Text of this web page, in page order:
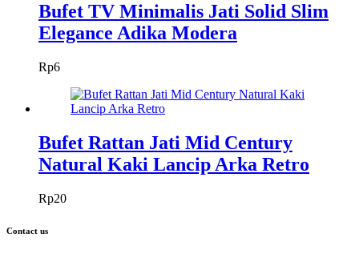
Bufet TV Minimalis Jati Solid Slim
Elegance Adika Modera
Rp6
Bufet Rattan Jati Mid Century
Natural Kaki Lancip Arka Retro
Rp20
Contact us